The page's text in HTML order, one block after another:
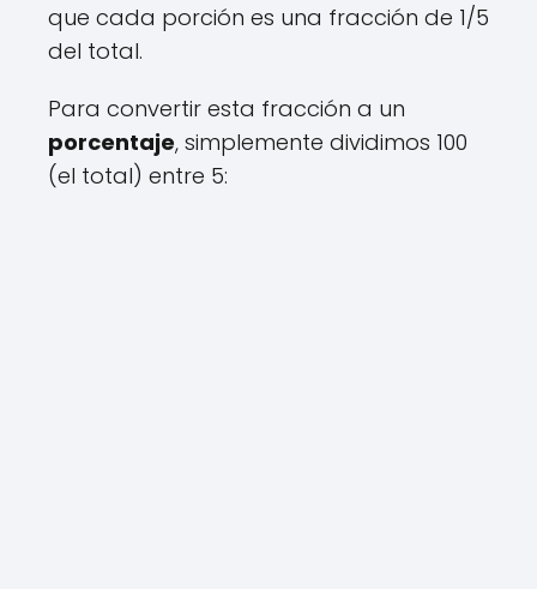
que cada porción es una fracción de 1/5
del total.
Para convertir esta fracción a un
porcentaje, simplemente dividimos 100
(el total) entre 5: